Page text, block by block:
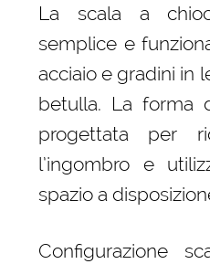
La scala a
semplice e
acciaio e gradini in
betulla. La forma
progettata per
l’ingombro e
spazio a
Configurazione